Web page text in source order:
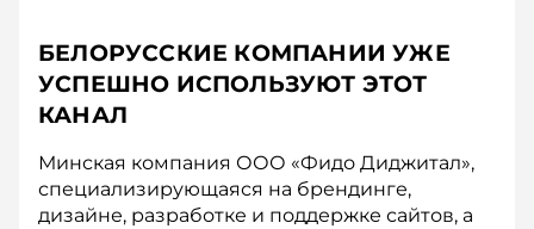
БЕЛОРУССКИЕ КОМПАНИИ УЖЕ
УСПЕШНО ИСПОЛЬЗУЮТ ЭТОТ
КАНАЛ
Минская компания ООО «Фидо Диджитал»,
специализирующаяся на брендинге,
дизайне, разработке и поддержке сайтов, а